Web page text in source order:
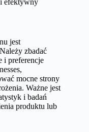
efektywny
jest
zbadać
i preferencje
mocne strony
Ważne jest
i badań
produktu lub